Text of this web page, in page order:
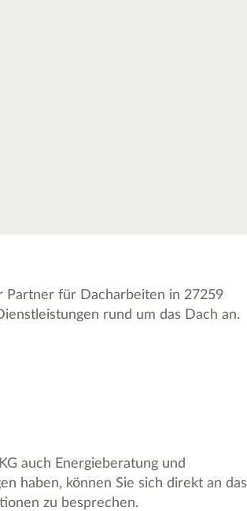
Partner für Dacharbeiten in 27259
rund um das Dach an.
auch Energieberatung und
haben, können Sie sich direkt an das
zu besprechen.